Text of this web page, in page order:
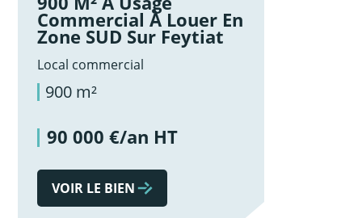
Commercial À Louer En
Zone SUD Sur Feytiat
Local commercial
900 m²
90 000 €/an HT
VOIR LE BIEN